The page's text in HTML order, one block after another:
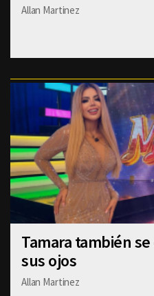
Allan Martinez
Tamara también
sus ojos
Allan Martinez